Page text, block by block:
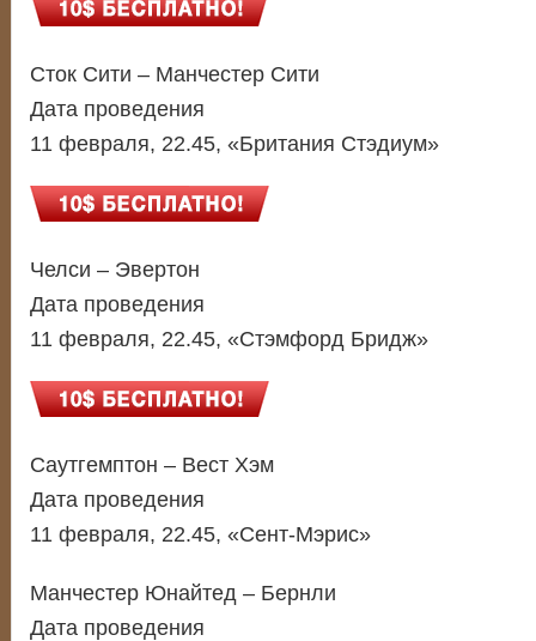
Сток Сити – Манчестер Сити
Дата проведения
11 февраля, 22.45, «Британия Стэдиум»
Челси – Эвертон
Дата проведения
11 февраля, 22.45, «Стэмфорд Бридж»
Саутгемптон – Вест Хэм
Дата проведения
11 февраля, 22.45, «Сент-Мэрис»
Манчестер Юнайтед – Бернли
Дата проведения